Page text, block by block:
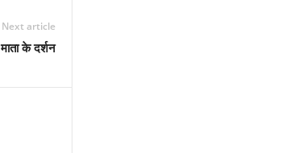
Next article
के दर्शन